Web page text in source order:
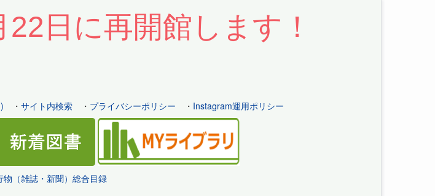
22日に再開館します！
・ サイト内検索 ・ プライバシーポリシー ・ Instagram運用ポリシー
（雑誌・新聞）総合目録